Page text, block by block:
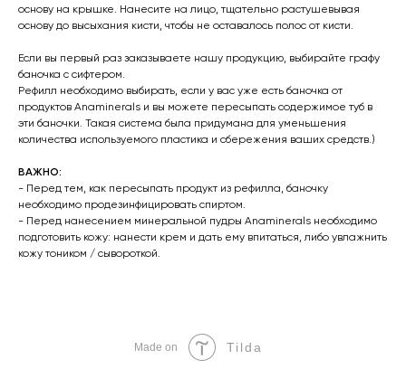
основу на крышке. Нанесите на лицо, тщательно растушевывая
основу до высыхания кисти, чтобы не оставалось полос от кисти.
Если вы первый раз заказываете нашу продукцию, выбирайте графу
баночка с сифтером.
Рефилл необходимо выбирать, если у вас уже есть баночка от
продуктов Anaminerals и вы можете пересыпать содержимое туб в
эти баночки. Такая система была придумана для уменьшения
количества используемого пластика и сбережения ваших средств.)
ВАЖНО:
- Перед тем, как пересыпать продукт из рефилла, баночку
необходимо продезинфицировать спиртом.
- Перед нанесением минеральной пудры Anaminerals необходимо
подготовить кожу: нанести крем и дать ему впитаться, либо увлажнить
кожу тоником / сывороткой.
Made on Tilda